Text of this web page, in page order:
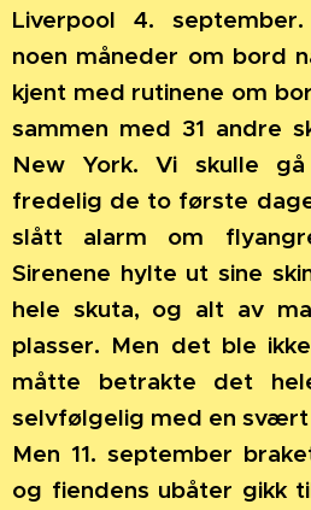
Liverpool 4.
noen måneder om bord
kjent med rutinene om
sammen med 31 andre
New York. Vi skulle
fredelig de to første
slått alarm om
Sirenene hylte ut sine
hele skuta, og alt av
plasser. Men det ble
måtte betrakte det
selvfølgelig med en
Men 11. september
og fiendens ubåter gikk